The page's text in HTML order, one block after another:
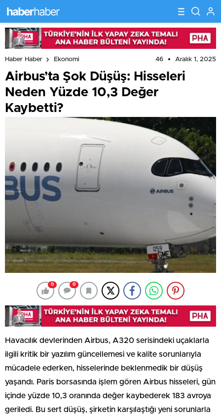
Haber Haber Ekonomi 46 Aralık 1, 2025
Airbus’ta Şok Düşüş: Hisseleri
Neden Yüzde 10,3 Değer
Kaybetti?
0 0
Havacılık devlerinden Airbus, A320 serisindeki uçaklarla
ilgili kritik bir yazılım güncellemesi ve kalite sorunlarıyla
mücadele ederken, hisselerinde beklenmedik bir düşüş
yaşandı. Paris borsasında işlem gören Airbus hisseleri, gün
içinde yüzde 10,3 oranında değer kaybederek 183 avroya
geriledi. Bu sert düşüş, şirketin karşılaştığı yeni sorunlarla